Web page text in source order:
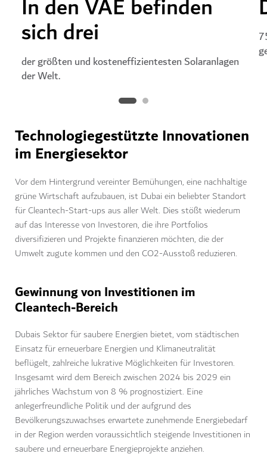
In den VAE befinden
sich drei
der größten und kosteneffizientesten Solaranlagen
der Welt.
Technologiegestützte Innovationen
im Energiesektor
Vor dem Hintergrund vereinter Bemühungen, eine nachhaltige
grüne Wirtschaft aufzubauen, ist Dubai ein beliebter Standort
für Cleantech-Start-ups aus aller Welt. Dies stößt wiederum
auf das Interesse von Investoren, die ihre Portfolios
diversifizieren und Projekte finanzieren möchten, die der
Umwelt zugute kommen und den CO2-Ausstoß reduzieren.
Gewinnung von Investitionen im
Cleantech-Bereich
Dubais Sektor für saubere Energien bietet, vom städtischen
Einsatz für erneuerbare Energien und Klimaneutralität
beflügelt, zahlreiche lukrative Möglichkeiten für Investoren.
Insgesamt wird dem Bereich zwischen 2024 bis 2029 ein
jährliches Wachstum von 8 % prognostiziert. Eine
anlegerfreundliche Politik und der aufgrund des
Bevölkerungszuwachses erwartete zunehmende Energiebedarf
in der Region werden voraussichtlich steigende Investitionen in
saubere und erneuerbare Energieprojekte anziehen.